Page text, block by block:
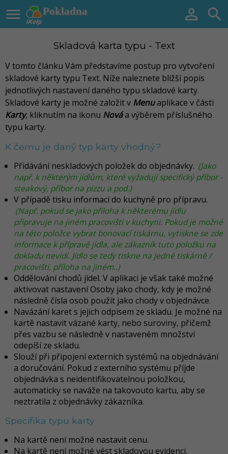
Pokladna
  
Skladová karta typu - Text
V tomto článku Vám představíme postup pro vytvoření
skladové karty typu Text. Níže naleznete bližší popis
jednotlivých nastavení daného typu skladové karty.
Skladové karty je možné založit v Menuaplikace v části
Karty, kliknutím na ikonu Nováa výběrem příslušného
typu karty.
K čemu je daný typ karty vhodný?
Přidávání neskladových položek do objednávky. (Jako
např. k některým jídlům, které vyžadují specifický příbor -
steakový, příbor na pizzu a pod.)
V případě tisku informací do kuchyně pro přípravu.
(Např. pokud se jako příloha k některému jídlu
připravuje na jiném pracovišti v kuchyni. Pokud je možné
na této položce vybrat bonovací tiskárnu, vytiskne se zde
informace k přípravě jídla, ale zákazník tuto položku na
dokladu nevidí. Jídlo se tedy tiskne na jedné tiskárně /
pracovišti, příloha na jiném..)
Oddělování chodů jídel. V aplikaci je však také možné
aktivovat nastavení Osoby jako chody, kdy je možné
následně čísla osob použít jako chody v objednávce.
Navázání karet s jejich odpisem ze skladu. Je možné na
kartě nastavit vázané karty, nebo suroviny, přičemž
přes vazbu se následně v nastaveném množství
odepíší ze skladu.
Slouží při připojení externích systémů na objednávání
a doručování. Pokud z externího systému příjde
objednávka s neidentifikovatelnou položkou,
automaticky se naváže na takovouto kartu, aby se
neztratila z objednávky zákazníka.
Specifika typu karty
Na kartě není možné nastavit cenu.
Na kartě není možné vést skladovou evidenci.